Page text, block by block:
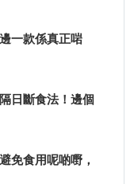
一款係真正啱
日斷食法！邊個
免食用呢啲嘢，